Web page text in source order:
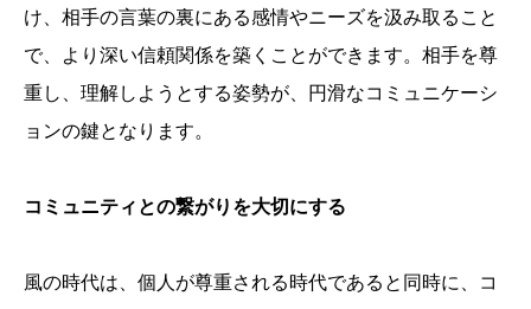
け、相手の言葉の裏にある感情やニーズを汲み取ること
で、より深い信頼関係を築くことができます。相手を尊
重し、理解しようとする姿勢が、円滑なコミュニケーシ
ョンの鍵となります。
コミュニティとの繋がりを大切にする
風の時代は、個人が尊重される時代であると同時に、コ